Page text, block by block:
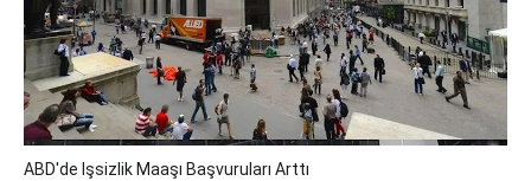
ABD'de Işsizlik Maaşı Başvuruları Arttı